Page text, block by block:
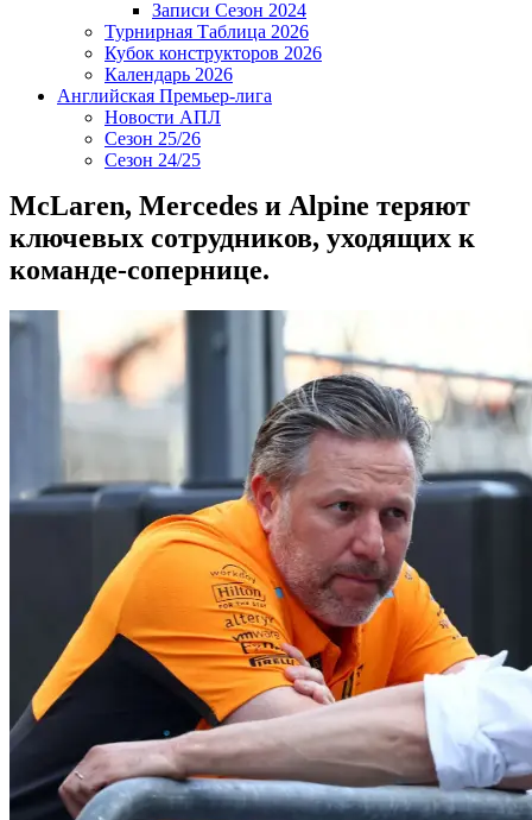
Записи Сезон 2024
Турнирная Таблица 2026
Кубок конструкторов 2026
Календарь 2026
Английская Премьер-лига
Новости АПЛ
Сезон 25/26
Сезон 24/25
McLaren, Mercedes и Alpine теряют
ключевых сотрудников, уходящих к
команде-сопернице.